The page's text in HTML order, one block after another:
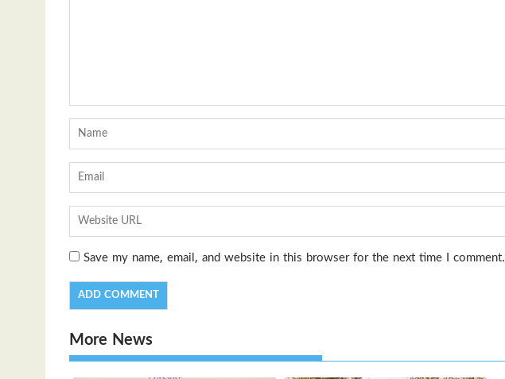
Save my name, email, and website in this browser for the next time I comment.
More News